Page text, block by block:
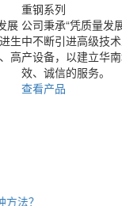
展
生
高
重钢系列
公司秉承“凭质量发
中不断引进高级技
产设备，以建立华
效、诚信的服务。
查看产品